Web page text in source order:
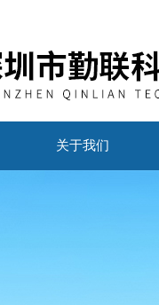
关于我们